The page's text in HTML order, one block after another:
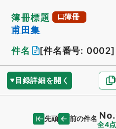
簿冊標題 簿冊
甫田集
件名
[件名番号: 0002]
目録詳細を開く
先頭 前の件名
全4